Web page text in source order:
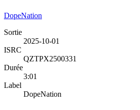
DopeNation
Sortie
2025-10-01
ISRC
QZTPX2500331
Durée
3:01
Label
DopeNation